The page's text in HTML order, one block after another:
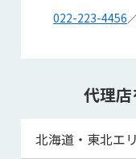
022-223-4456
代理
北海道・東北エ